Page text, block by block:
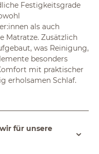
Festigkeitsgrade
als auch
Matratze. Zusätzlich
was Reinigung,
besonders
mit praktischer
erholsamen Schlaf.
für unsere